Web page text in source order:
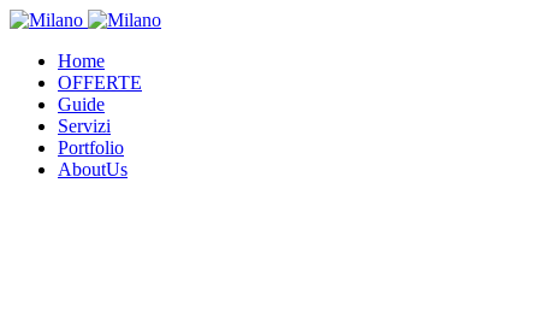
Home
OFFERTE
Guide
Servizi
Portfolio
AboutUs